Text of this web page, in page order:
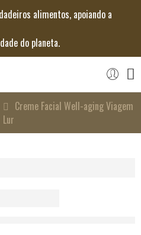
alimentos, apoiando a
do planeta.
Creme Facial Well-aging Viagem
Lur